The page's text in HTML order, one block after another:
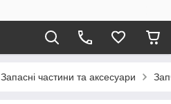
Запасні частини та аксесуари